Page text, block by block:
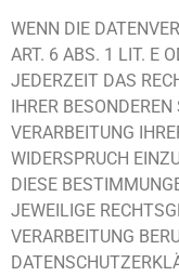
WENN DIE
ART. 6 ABS. 1 LIT. E
JEDERZEIT DAS
IHRER
VERARBEITUNG
WIDERSPRUCH
DIESE
JEWEILIGE
VERARBEITUNG